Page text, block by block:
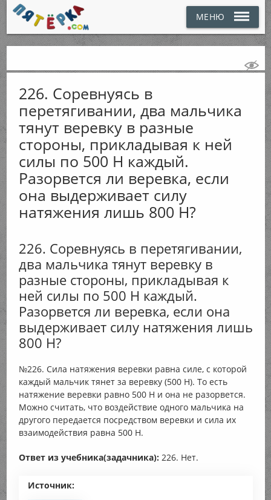
МЕНЮ
226. Соревнуясь в
перетягивании, два мальчика
тянут веревку в разные
стороны, прикладывая к ней
силы по 500 Н каждый.
Разорвется ли веревка, если
она выдерживает силу
натяжения лишь 800 Н?
226. Соревнуясь в перетягивании,
два мальчика тянут веревку в
разные стороны, прикладывая к
ней силы по 500 Н каждый.
Разорвется ли веревка, если она
выдерживает силу натяжения лишь
800 Н?
№226. Сила натяжения веревки равна силе, с которой
каждый мальчик тянет за веревку (500 Н). То есть
натяжение веревки равно 500 Н и она не разорвется.
Можно считать, что воздействие одного мальчика на
другого передается посредством веревки и сила их
взаимодействия равна 500 Н.
Ответ из учебника(задачника): 226. Нет.
Источник: